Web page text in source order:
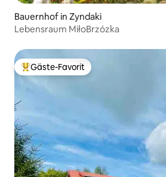
Bauernhof in Zyndaki
Lebensraum MiłoBrzózka
Beliebter Gäste-Favorit.
Gäste-Favorit